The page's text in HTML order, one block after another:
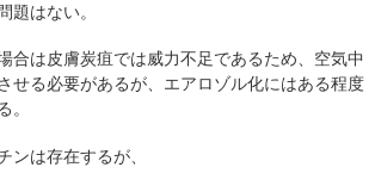
題はない。
合は皮膚炭疽では威力不足であるため、空気中
せる必要があるが、エアロゾル化にはある程度
。
ンは存在するが、